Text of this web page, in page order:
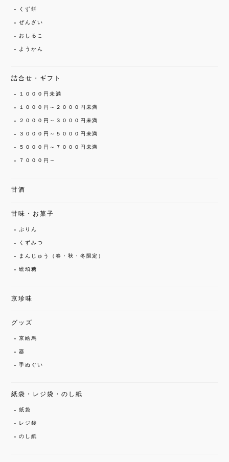
くず餅
ぜんざい
おしるこ
ようかん
詰合せ・ギフト
１０００円未満
１０００円～２０００円未満
２０００円～３０００円未満
３０００円～５０００円未満
５０００円～７０００円未満
７０００円～
甘酒
甘味・お菓子
ぷりん
くずみつ
まんじゅう（春・秋・冬限定）
琥珀糖
京珍味
グッズ
京絵馬
器
手ぬぐい
紙袋・レジ袋・のし紙
紙袋
レジ袋
のし紙